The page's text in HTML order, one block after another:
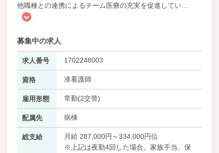
他職種との連携によるチーム医療の充実を促進してい
募集中の求人
求人番号 1702248003
資格 准看護師
雇用形態 常勤(2交替)
配属先 病棟
総支給
月給 287,000円～334,000円位
※上記は夜勤4回した場合。家族手当、保